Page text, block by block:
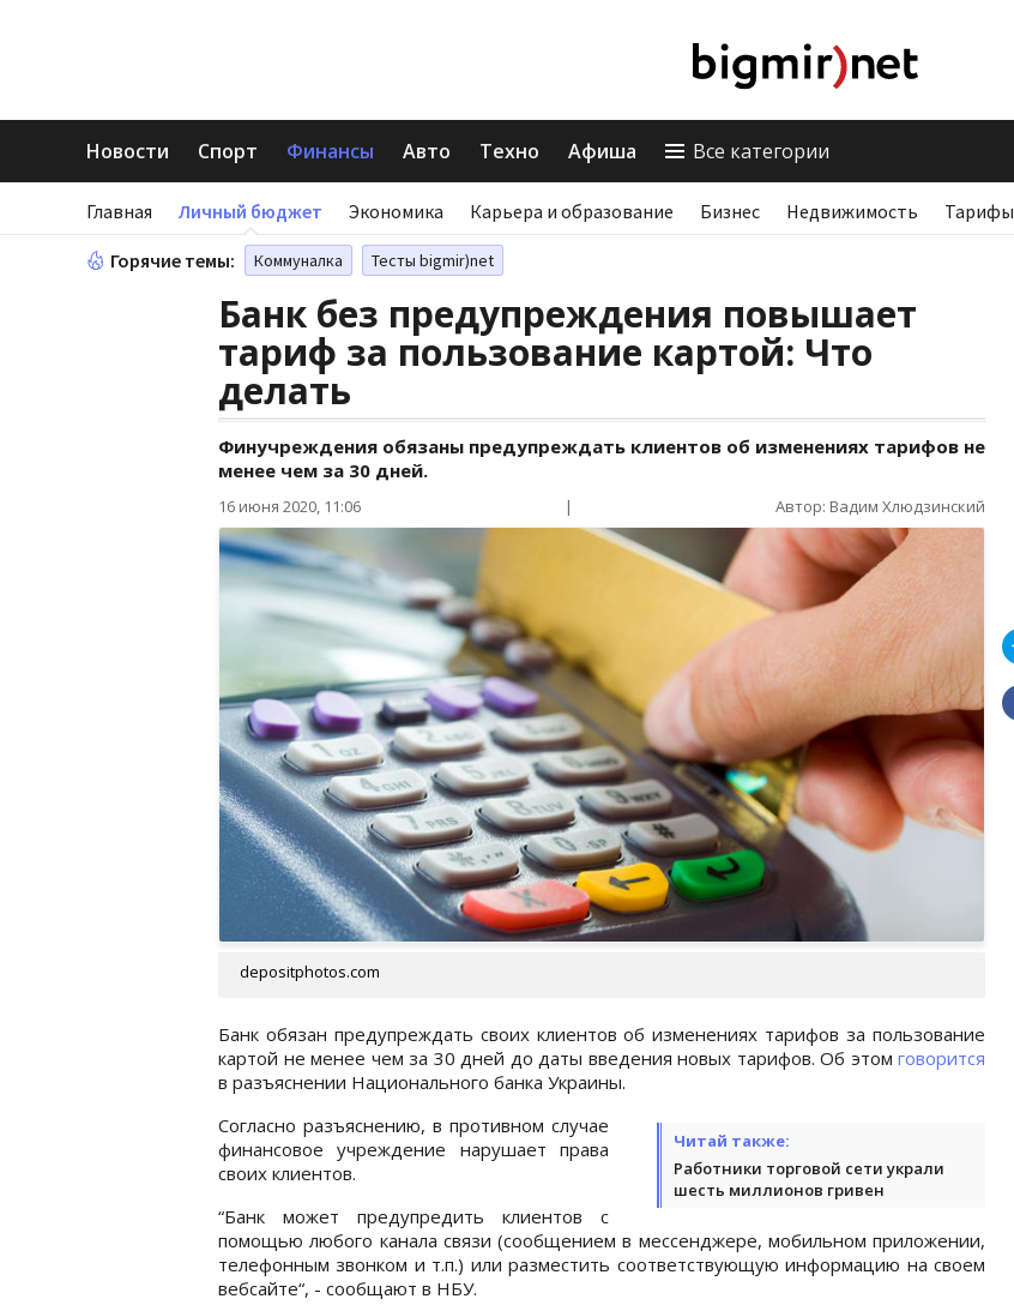
Новости Спорт Финансы Авто Техно Афиша Все категории
Главная Личный бюджет Экономика Карьера и образование Бизнес Недвижимость Тарифы
Горячие темы: Коммуналка Тесты bigmir)net
Банк без предупреждения повышает
тариф за пользование картой: Что
делать
Финучреждения обязаны предупреждать клиентов об изменениях тарифов не
менее чем за 30 дней.
16 июня 2020, 11:06 | Автор: Вадим Хлюдзинский
depositphotos.com
Банк обязан предупреждать своих клиентов об изменениях тарифов за пользование
картой не менее чем за 30 дней до даты введения новых тарифов. Об этом говорится
в разъяснении Национального банка Украины.
Читай также:
Работники торговой сети украли
шесть миллионов гривен
Согласно разъяснению, в противном случае
финансовое учреждение нарушает права
своих клиентов.
“Банк может предупредить клиентов с
помощью любого канала связи (сообщением в мессенджере, мобильном приложении,
телефонным звонком и т.п.) или разместить соответствующую информацию на своем
вебсайте“, - сообщают в НБУ.